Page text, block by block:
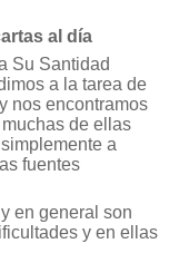
al día
Su Santidad
a la tarea de
nos encontramos
de ellas
a
fuentes
en general son
y en ellas